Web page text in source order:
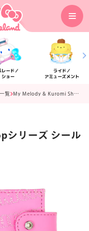
レード／
ショー
ライド／
アミューズメント
フロアマップ
サービスガイド
覧 My Melody & Kuromi Shopシリーズ シール帳
シリーズ シール